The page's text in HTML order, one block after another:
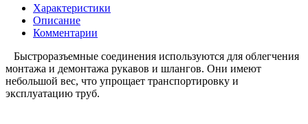
Характеристики
Описание
Комментарии
Быстроразъемные соединения используются для облегчения
монтажа и демонтажа рукавов и шлангов. Они имеют
небольшой вес, что упрощает транспортировку и
эксплуатацию труб.